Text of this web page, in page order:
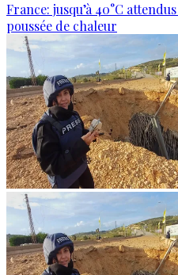
France: jusqu’à 40°C
poussée de chaleur